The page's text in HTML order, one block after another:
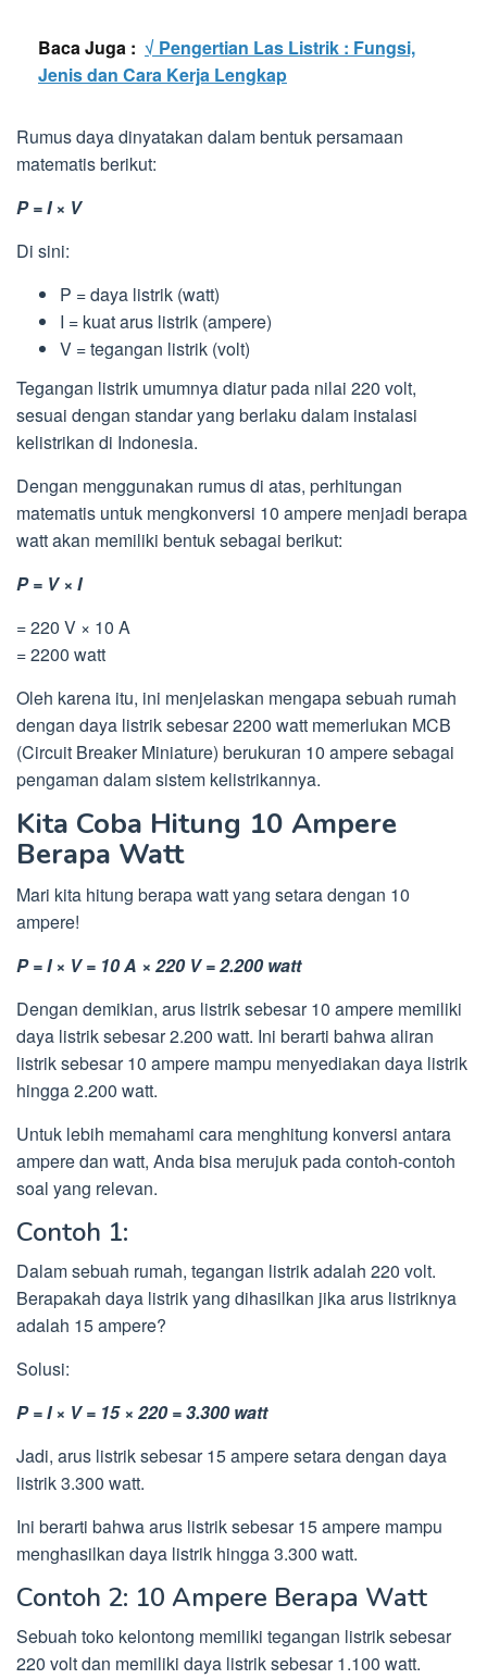
Baca Juga : √ Pengertian Las Listrik : Fungsi,
Jenis dan Cara Kerja Lengkap
Rumus daya dinyatakan dalam bentuk persamaan
matematis berikut:
P = I × V
Di sini:
P = daya listrik (watt)
I = kuat arus listrik (ampere)
V = tegangan listrik (volt)
Tegangan listrik umumnya diatur pada nilai 220 volt,
sesuai dengan standar yang berlaku dalam instalasi
kelistrikan di Indonesia.
Dengan menggunakan rumus di atas, perhitungan
matematis untuk mengkonversi 10 ampere menjadi berapa
watt akan memiliki bentuk sebagai berikut:
P = V × I
= 220 V × 10 A
= 2200 watt
Oleh karena itu, ini menjelaskan mengapa sebuah rumah
dengan daya listrik sebesar 2200 watt memerlukan MCB
(Circuit Breaker Miniature) berukuran 10 ampere sebagai
pengaman dalam sistem kelistrikannya.
Kita Coba Hitung 10 Ampere
Berapa Watt
Mari kita hitung berapa watt yang setara dengan 10
ampere!
P = I × V = 10 A × 220 V = 2.200 watt
Dengan demikian, arus listrik sebesar 10 ampere memiliki
daya listrik sebesar 2.200 watt. Ini berarti bahwa aliran
listrik sebesar 10 ampere mampu menyediakan daya listrik
hingga 2.200 watt.
Untuk lebih memahami cara menghitung konversi antara
ampere dan watt, Anda bisa merujuk pada contoh-contoh
soal yang relevan.
Contoh 1:
Dalam sebuah rumah, tegangan listrik adalah 220 volt.
Berapakah daya listrik yang dihasilkan jika arus listriknya
adalah 15 ampere?
Solusi:
P = I × V = 15 × 220 = 3.300 watt
Jadi, arus listrik sebesar 15 ampere setara dengan daya
listrik 3.300 watt.
Ini berarti bahwa arus listrik sebesar 15 ampere mampu
menghasilkan daya listrik hingga 3.300 watt.
Contoh 2: 10 Ampere Berapa Watt
Sebuah toko kelontong memiliki tegangan listrik sebesar
220 volt dan memiliki daya listrik sebesar 1.100 watt.